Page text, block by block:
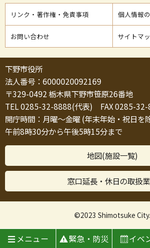
リンク・著作権・免責事項 個人情報
お問い合わせ サイトマ
下野市役所
法人番号：6000020092169
〒329-0492 栃木県下野市笹原26番地
TEL 0285-32-8888(代表) FAX 0285-32-
開庁時間：月曜～金曜 (年末年始・祝日を
午前8時30分から午後5時15分まで
地図(施設一覧)
窓口延長・休日の取扱
©2023 Shimotsuke City.
メニュー 緊急・防災 イベ